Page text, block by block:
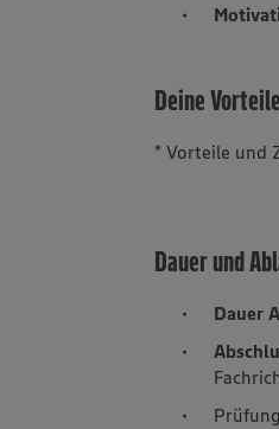
Deine
* Vorteile und
Dauer und
Dauer